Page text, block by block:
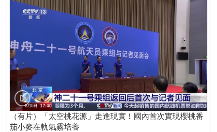
（有片）「太空桃花源」走進現實！國內首次實現櫻桃番
茄小麥在軌氣霧培養